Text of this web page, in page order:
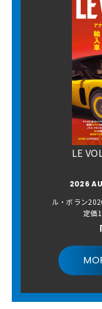
LE
2026
ル・ボラン
定価